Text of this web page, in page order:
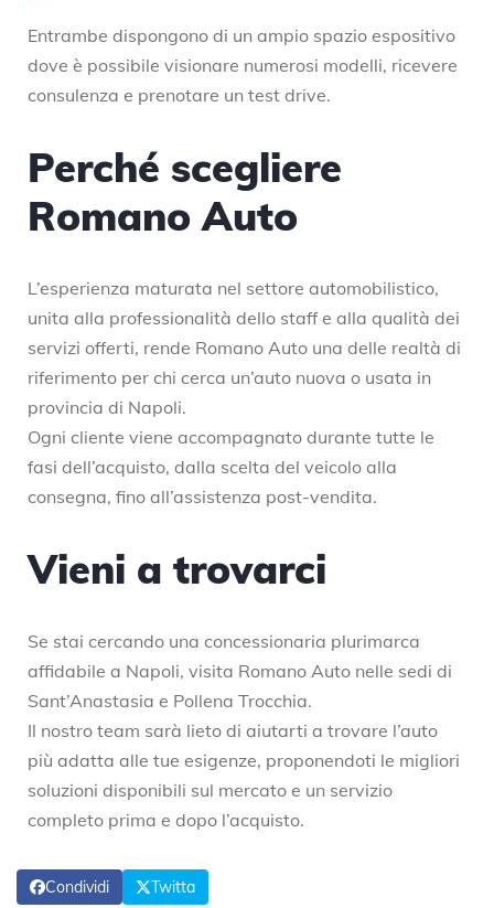
Entrambe dispongono di un ampio spazio espositivo
dove è possibile visionare numerosi modelli, ricevere
consulenza e prenotare un test drive.
Perché scegliere
Romano Auto
L’esperienza maturata nel settore automobilistico,
unita alla professionalità dello staff e alla qualità dei
servizi offerti, rende Romano Auto una delle realtà di
riferimento per chi cerca un’auto nuova o usata in
provincia di Napoli.
Ogni cliente viene accompagnato durante tutte le
fasi dell’acquisto, dalla scelta del veicolo alla
consegna, fino all’assistenza post-vendita.
Vieni a trovarci
Se stai cercando una concessionaria plurimarca
affidabile a Napoli, visita Romano Auto nelle sedi di
Sant’Anastasia e Pollena Trocchia.
Il nostro team sarà lieto di aiutarti a trovare l’auto
più adatta alle tue esigenze, proponendoti le migliori
soluzioni disponibili sul mercato e un servizio
completo prima e dopo l’acquisto.
Condividi Twitta